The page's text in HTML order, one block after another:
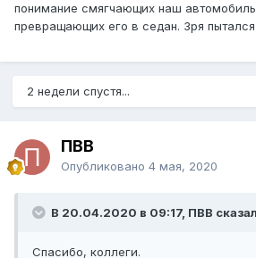
понимание смягчающих наш
превращающих его в седан. Зря пытался
2 недели спустя...
ПВВ
Опубликовано 4 мая, 2020
В 20.04.2020 в 09:17, ПВВ
Спасибо, коллеги.